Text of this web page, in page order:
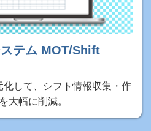
テム MOT/Shift
化して、シフト情報収集・作
大幅に削減。